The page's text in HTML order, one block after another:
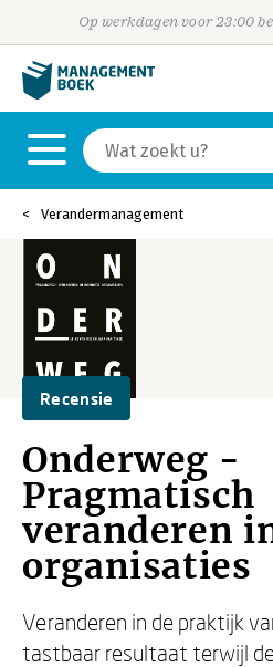
Op werkdagen voor 23:00
Verandermanagement
Recensie
Onderweg -
Pragmatisch
veranderen
organisaties
Veranderen in de praktijk
tastbaar resultaat terwijl